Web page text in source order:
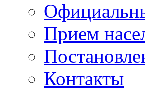
Прием
Контакты